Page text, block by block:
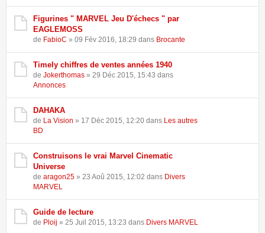
Figurines " MARVEL Jeu D'échecs " par
EAGLEMOSS
de FabioC » 09 Fév 2016, 18:29 dans Brocante
Timely chiffres de ventes années 1940
de Jokerthomas » 29 Déc 2015, 15:43 dans
Annonces
DAHAKA
de La Vision » 17 Déc 2015, 12:20 dans Les autres
BD
Construisons le vrai Marvel Cinematic
Universe
de aragon25 » 23 Aoû 2015, 12:02 dans Divers
MARVEL
Guide de lecture
de Ploij » 25 Juil 2015, 13:23 dans Divers MARVEL